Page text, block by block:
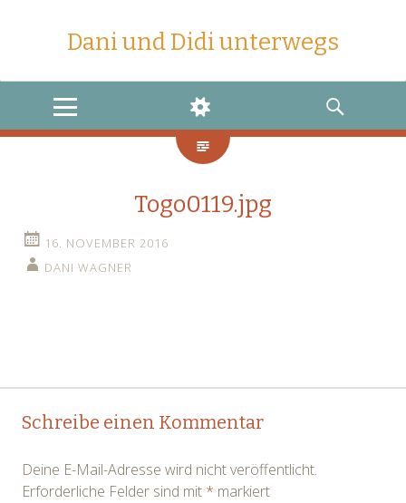
Dani und Didi unterwegs
MENU
WIDGETS
SEARCH
Togo0119.jpg
16. NOVEMBER 2016
DANI WAGNER
Post
Schreibe einen Kommentar
Deine E-Mail-Adresse wird nicht veröffentlicht.
Erforderliche Felder sind mit * markiert